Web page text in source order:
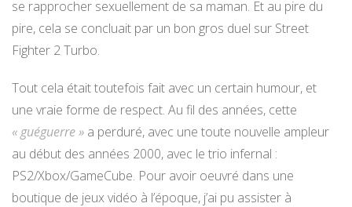
se rapprocher sexuellement de sa maman. Et au pire du
pire, cela se concluait par un bon gros duel sur Street
Fighter 2 Turbo.
Tout cela était toutefois fait avec un certain humour, et
une vraie forme de respect. Au fil des années, cette
« guéguerre » a perduré, avec une toute nouvelle ampleur
au début des années 2000, avec le trio infernal :
PS2/Xbox/GameCube. Pour avoir oeuvré dans une
boutique de jeux vidéo à l’époque, j’ai pu assister à